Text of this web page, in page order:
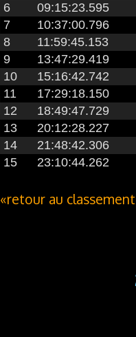
6
09:15:23.595
7
10:37:00.796
8
11:59:45.153
9
13:47:29.419
10
15:16:42.742
11
17:29:18.150
12
18:49:47.729
13
20:12:28.227
14
21:48:42.306
15
23:10:44.262
«retour au classement